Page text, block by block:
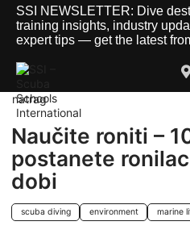
SSI NEWSLETTER: Dive
training insights, industry
expert tips — get the latest
natrag
Naučite roniti –
postanete
dobi
scuba diving environment marine